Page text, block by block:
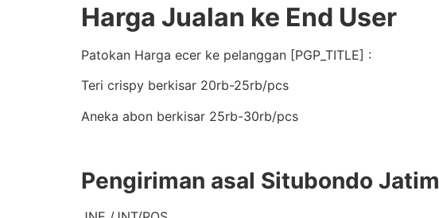
Harga Jualan ke End User
Patokan Harga ecer ke pelanggan [PGP_TITLE] :
Teri crispy berkisar 20rb-25rb/pcs
Aneka abon berkisar 25rb-30rb/pcs
Pengiriman asal Situbondo Jatim